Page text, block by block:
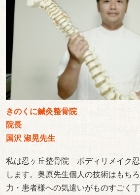
きのくに鍼灸整骨院
院長
国沢 淑晃先生
私は忍ヶ丘整骨院 ボディリメイク
します。奥原先生個人の技術はもち
力・患者様への気遣いがものすごく